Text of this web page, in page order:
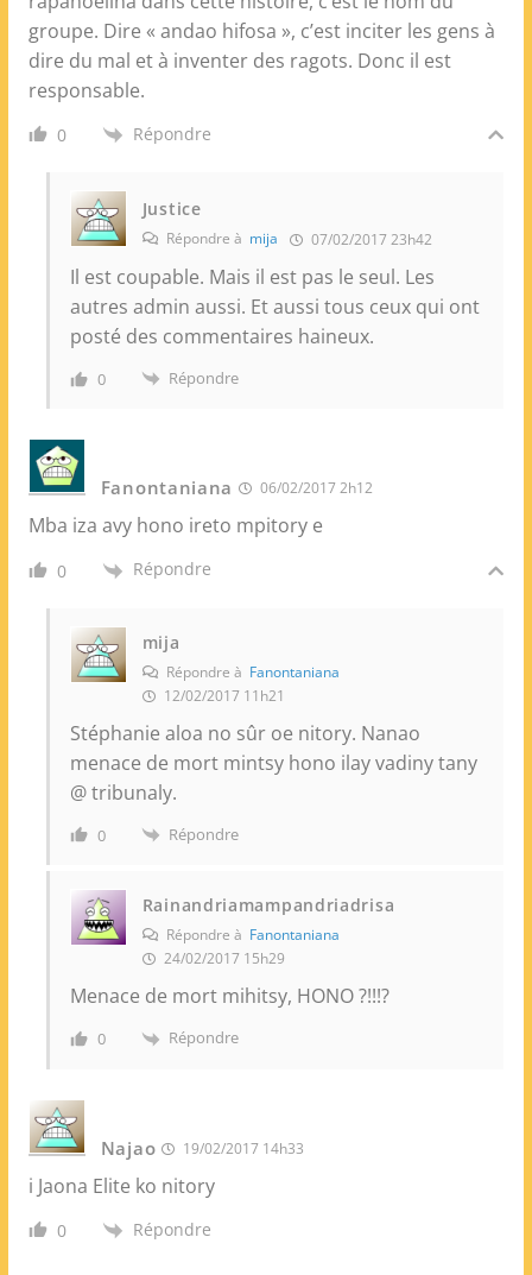
groupe. Dire « andao hifosa », c’est inciter les gens à
dire du mal et à inventer des ragots. Donc il est
responsable.
0 Répondre
Justice
Répondre à mija 07/02/2017 23h42
Il est coupable. Mais il est pas le seul. Les
autres admin aussi. Et aussi tous ceux qui ont
posté des commentaires haineux.
0 Répondre
Fanontaniana 06/02/2017 2h12
Mba iza avy hono ireto mpitory e
0 Répondre
mija
Répondre à Fanontaniana
12/02/2017 11h21
Stéphanie aloa no sûr oe nitory. Nanao
menace de mort mintsy hono ilay vadiny tany
@ tribunaly.
0 Répondre
Rainandriamampandriadrisa
Répondre à Fanontaniana
24/02/2017 15h29
Menace de mort mihitsy, HONO ?!!!?
0 Répondre
Najao 19/02/2017 14h33
i Jaona Elite ko nitory
0 Répondre